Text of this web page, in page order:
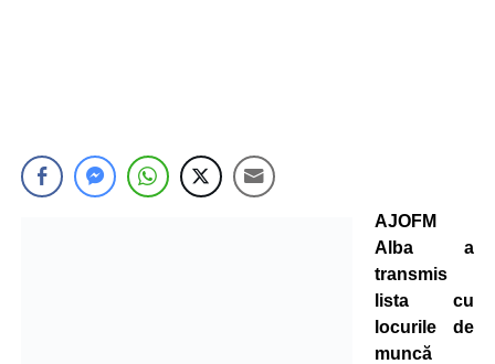
AJOFM
Alba a
transmis
lista cu
locurile de
muncă